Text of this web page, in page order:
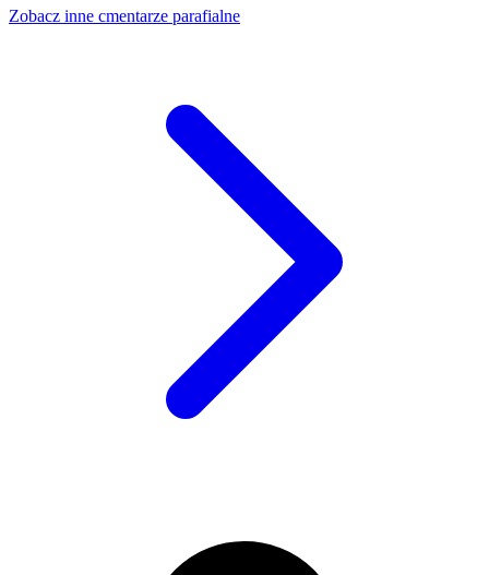
Zobacz inne cmentarze parafialne